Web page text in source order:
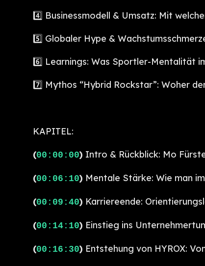
4️⃣ Businessmodell & Umsatz: Mit
5️⃣ Globaler Hype &
6️⃣ Learnings: Was Sportler-Mentalität
7️⃣ Mythos “Hybrid Rockstar”: Woher
KAPITEL:
(00:00:00) Intro & Rückblick: Mo
(00:06:10) Mentale Stärke: Wie man
(00:09:40) Karriereende:
(00:14:10) Einstieg ins
(00:16:30) Entstehung von HYROX: